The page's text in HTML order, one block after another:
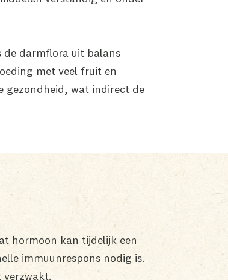
de darmflora uit balans
met veel fruit en
gezondheid, wat indirect de
hormoon kan tijdelijk een
immuunrespons nodig is.
verzwakt.